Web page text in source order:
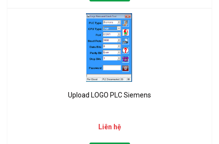
Upload LOGO PLC Siemens
Liên hệ